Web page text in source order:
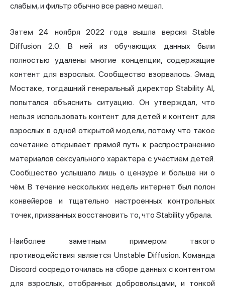
слабым, и фильтр обычно все равно мешал.
Затем 24 ноября 2022 года вышла версия Stable
Diffusion 2.0. В ней из обучающих данных были
полностью удалены многие концепции, содержащие
контент для взрослых. Сообщество взорвалось. Эмад
Мостаке, тогдашний генеральный директор Stability AI,
попытался объяснить ситуацию. Он утверждал, что
нельзя использовать контент для детей и контент для
взрослых в одной открытой модели, потому что такое
сочетание открывает прямой путь к распространению
материалов сексуального характера с участием детей.
Сообщество услышало лишь о цензуре и больше ни о
чём. В течение нескольких недель интернет был полон
конвейеров и тщательно настроенных контрольных
точек, призванных восстановить то, что Stability убрала.
Наиболее заметным примером такого
противодействия является Unstable Diffusion. Команда
Discord сосредоточилась на сборе данных с контентом
для взрослых, отобранных добровольцами, и тонкой